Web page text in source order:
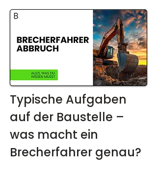
Typische Aufgaben
auf der Baustelle –
was macht ein
Brecherfahrer genau?